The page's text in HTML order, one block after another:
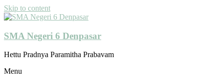
Skip to content
SMA Negeri 6 Denpasar
Hettu Pradnya Paramitha Prabavam
Menu